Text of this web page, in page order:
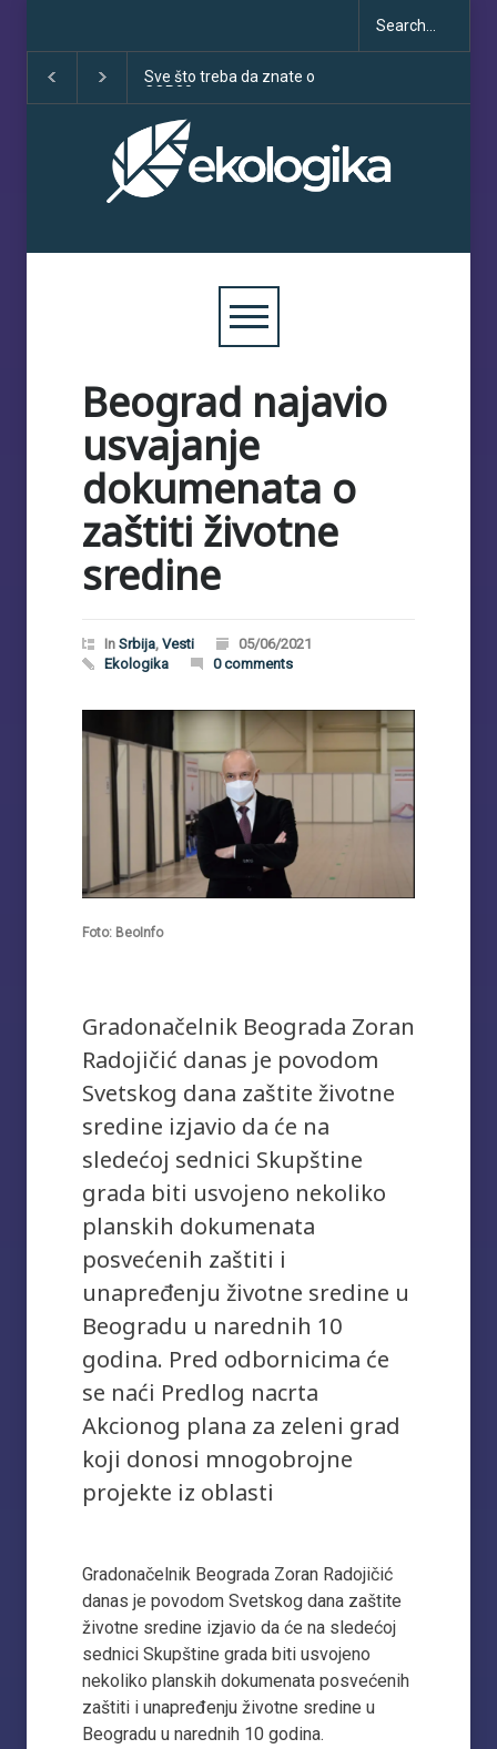
Sve što treba da znate o
COP30
Beograd najavio
usvajanje
dokumenata o
zaštiti životne
sredine
In Srbija, Vesti
05/06/2021
Ekologika
0 comments
Foto: BeoInfo
Gradonačelnik Beograda Zoran
Radojičić danas je povodom
Svetskog dana zaštite životne
sredine izjavio da će na
sledećoj sednici Skupštine
grada biti usvojeno nekoliko
planskih dokumenata
posvećenih zaštiti i
unapređenju životne sredine u
Beogradu u narednih 10
godina. Pred odbornicima će
se naći Predlog nacrta
Akcionog plana za zeleni grad
koji donosi mnogobrojne
projekte iz oblasti
Gradonačelnik Beograda Zoran Radojičić
danas je povodom Svetskog dana zaštite
životne sredine izjavio da će na sledećoj
sednici Skupštine grada biti usvojeno
nekoliko planskih dokumenata posvećenih
zaštiti i unapređenju životne sredine u
Beogradu u narednih 10 godina.